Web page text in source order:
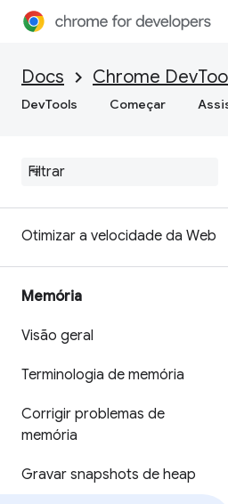
Docs Chrome
DevTools Começar
extensibilidade
desempenho do seu site
Salvar rastreamentos de
Otimizar a velocidade da Web
Memória
Visão geral
Terminologia de memória
Corrigir problemas de
memória
Gravar snapshots de heap